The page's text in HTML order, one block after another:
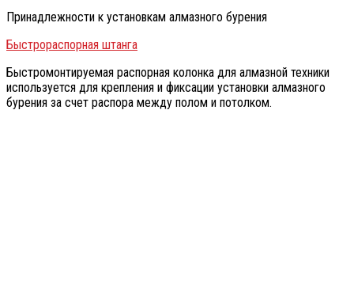
Принадлежности к установкам алмазного бурения
Быстрораспорная штанга
Быстромонтируемая распорная колонка для алмазной техники
используется для крепления и фиксации установки алмазного
бурения за счет распора между полом и потолком.